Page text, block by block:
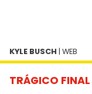
TRÁGICO FINAL
KYLE BUSCH | WEB